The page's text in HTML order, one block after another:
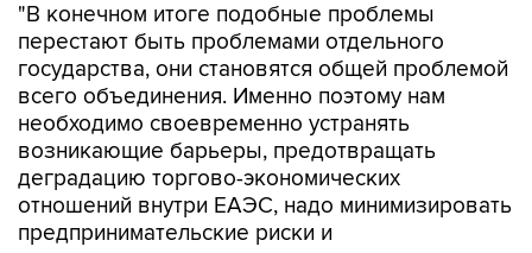
"В конечном итоге подобные проблемы
перестают быть проблемами отдельного
государства, они становятся общей проблемой
всего объединения. Именно поэтому нам
необходимо своевременно устранять
возникающие барьеры, предотвращать
деградацию торгово-экономических
отношений внутри ЕАЭС, надо минимизировать
предпринимательские риски и